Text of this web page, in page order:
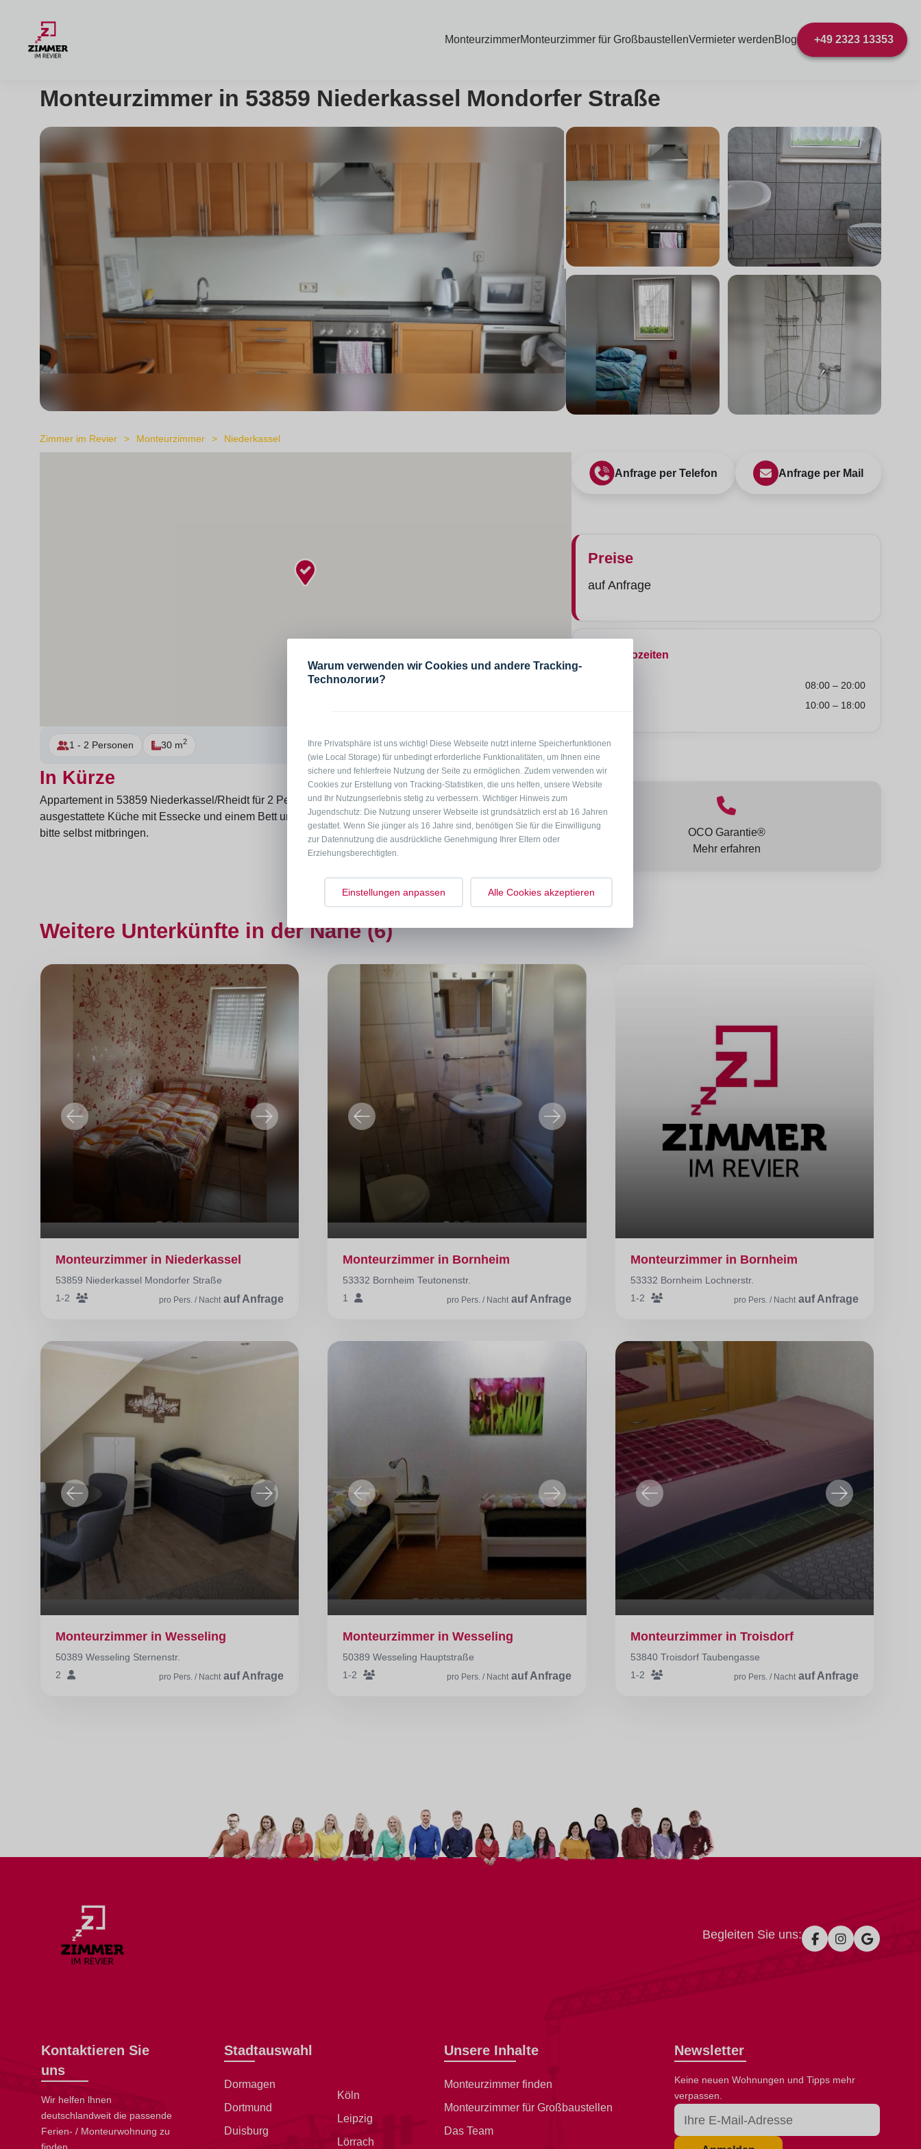
MonteurzimmerMonteurzimmer für GroßbaustellenVermieter werdenBlog +49 2323 13353
Monteurzimmer in 53859 Niederkassel Mondorfer Straße
Zimmer im Revier Monteurzimmer Niederkassel
1 - 2 Personen 30 m2
In Kürze
Appartement in 53859 Niederkassel/Rheidt für 2 Personen. Ein Schlafzimmer mit einem Einzelbett, voll
ausgestattete Küche mit Essecke und einem Bett und ein Bad mit Dusche. Inklusive Bettwäsche. Handtücher
bitte selbst mitbringen.
Anfrage per Telefon Anfrage per Mail
Preise
auf Anfrage
Bürozeiten
08:00 – 20:00
10:00 – 18:00
Hier gilt:
OCO Garantie®
Mehr erfahren
Weitere Unterkünfte in der Nähe (6)
Monteurzimmer in Niederkassel
53859 Niederkassel Mondorfer Straße
1-2
pro Pers. / Nacht auf Anfrage
Monteurzimmer in Bornheim
53332 Bornheim Teutonenstr.
1
pro Pers. / Nacht auf Anfrage
Monteurzimmer in Bornheim
53332 Bornheim Lochnerstr.
1-2
pro Pers. / Nacht auf Anfrage
Monteurzimmer in Wesseling
50389 Wesseling Sternenstr.
2
pro Pers. / Nacht auf Anfrage
Monteurzimmer in Wesseling
50389 Wesseling Hauptstraße
1-2
pro Pers. / Nacht auf Anfrage
Monteurzimmer in Troisdorf
53840 Troisdorf Taubengasse
1-2
pro Pers. / Nacht auf Anfrage
Begleiten Sie uns:
Kontaktieren Sie
uns
Wir helfen lhnen
deutschlandweit die passende
Ferien- / Monteurwohnung zu
Stadtauswahl
Dormagen
Dortmund
Duisburg
Köln
Leipzig
Lörrach
Unsere Inhalte
Monteurzimmer finden
Monteurzimmer für Großbaustellen
Das Team
Newsletter
Keine neuen Wohnungen und Tipps mehr
verpassen.
Warum verwenden wir Cookies und andere Tracking-
Technологии?
Ihre Privatsphäre ist uns wichtig! Diese Webseite nutzt interne Speicherfunktionen
(wie Local Storage) für unbedingt erforderliche Funktionalitäten, um Ihnen eine
sichere und fehlerfreie Nutzung der Seite zu ermöglichen. Zudem verwenden wir
Cookies zur Erstellung von Tracking-Statistiken, die uns helfen, unsere Website
und Ihr Nutzungserlebnis stetig zu verbessern. Wichtiger Hinweis zum
Jugendschutz: Die Nutzung unserer Webseite ist grundsätzlich erst ab 16 Jahren
gestattet. Wenn Sie jünger als 16 Jahre sind, benötigen Sie für die Einwilligung
zur Datennutzung die ausdrückliche Genehmigung Ihrer Eltern oder
Erziehungsberechtigten.
Einstellungen anpassen Alle Cookies akzeptieren